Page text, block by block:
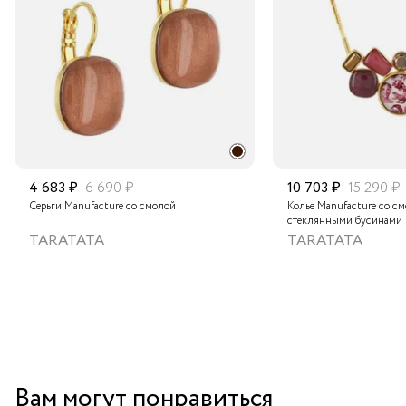
Подробнее о сроках доставки
4 683 ₽ 6 690 ₽
Серьги Manufacture со смолой
TARATATA
10 703 ₽ 15 290 ₽
Колье Manufacture со
стеклянными бусинами
TARATATA